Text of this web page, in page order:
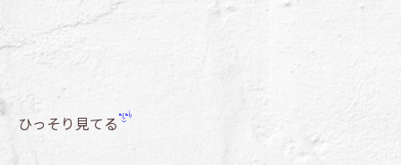
ひっそり見てる